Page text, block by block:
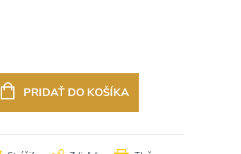
PRIDAŤ DO KOŠÍKA